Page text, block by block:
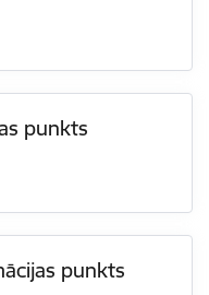
punkts
punkts